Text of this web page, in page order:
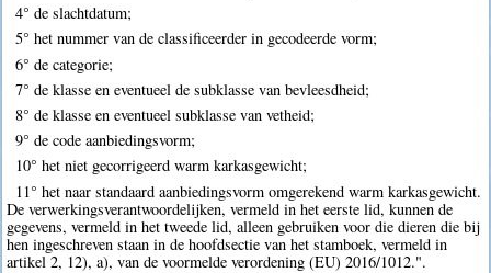
4° de slachtdatum;
5° het nummer van de classificeerder in gecodeerde vorm;
6° de categorie;
7° de klasse en eventueel de subklasse van bevleesdheid;
8° de klasse en eventueel subklasse van vetheid;
9° de code aanbiedingsvorm;
10° het niet gecorrigeerd warm karkasgewicht;
11° het naar standaard aanbiedingsvorm omgerekend warm karkasgewicht.
De verwerkingsverantwoordelijken, vermeld in het eerste lid, kunnen de
gegevens, vermeld in het tweede lid, alleen gebruiken voor die dieren die bij
hen ingeschreven staan in de hoofdsectie van het stamboek, vermeld in
artikel 2, 12), a), van de voormelde verordening (EU) 2016/1012.".